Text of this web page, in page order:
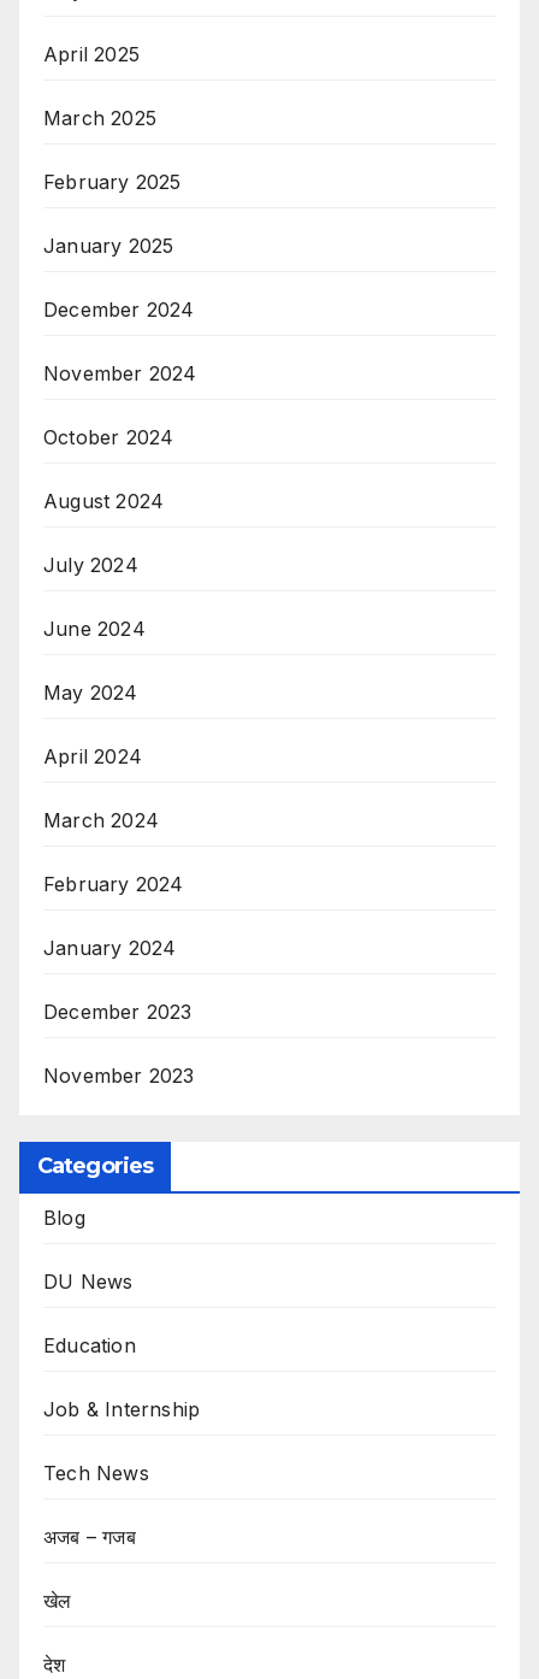
April 2025
March 2025
February 2025
January 2025
December 2024
November 2024
October 2024
August 2024
July 2024
June 2024
May 2024
April 2024
March 2024
February 2024
January 2024
December 2023
November 2023
Categories
Blog
DU News
Education
Job & Internship
Tech News
अजब – गजब
खेल
देश